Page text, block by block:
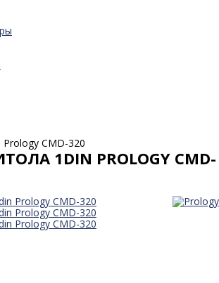
CMD-320
1DIN PROLOGY CMD-